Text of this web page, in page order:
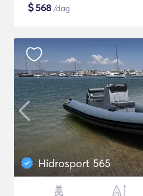
$568 /dag
Hidrosport 565